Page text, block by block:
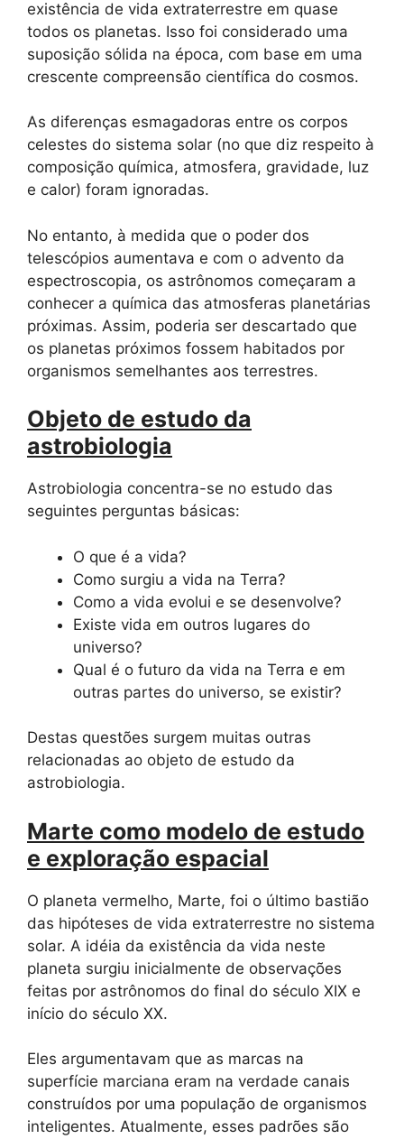
existência de vida extraterrestre em quase
todos os planetas. Isso foi considerado uma
suposição sólida na época, com base em uma
crescente compreensão científica do cosmos.
As diferenças esmagadoras entre os corpos
celestes do sistema solar (no que diz respeito à
composição química, atmosfera, gravidade, luz
e calor) foram ignoradas.
No entanto, à medida que o poder dos
telescópios aumentava e com o advento da
espectroscopia, os astrônomos começaram a
conhecer a química das atmosferas planetárias
próximas. Assim, poderia ser descartado que
os planetas próximos fossem habitados por
organismos semelhantes aos terrestres.
Objeto de estudo da
astrobiologia
Astrobiologia concentra-se no estudo das
seguintes perguntas básicas:
O que é a vida?
Como surgiu a vida na Terra?
Como a vida evolui e se desenvolve?
Existe vida em outros lugares do
universo?
Qual é o futuro da vida na Terra e em
outras partes do universo, se existir?
Destas questões surgem muitas outras
relacionadas ao objeto de estudo da
astrobiologia.
Marte como modelo de estudo
e exploração espacial
O planeta vermelho, Marte, foi o último bastião
das hipóteses de vida extraterrestre no sistema
solar. A idéia da existência da vida neste
planeta surgiu inicialmente de observações
feitas por astrônomos do final do século XIX e
início do século XX.
Eles argumentavam que as marcas na
superfície marciana eram na verdade canais
construídos por uma população de organismos
inteligentes. Atualmente, esses padrões são